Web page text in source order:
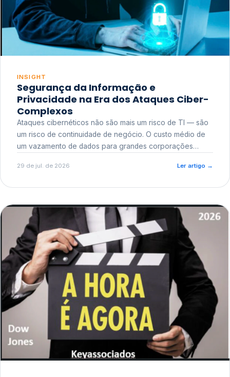
INSIGHT
Segurança da Informação e
Privacidade na Era dos Ataques Ciber-
Complexos
Ataques cibernéticos não são mais um risco de TI — são
um risco de continuidade de negócio. O custo médio de
um vazamento de dados para grandes corporações
reputacional e o risco regulatório junto a órgãos como a
29 de jul. de 2026 Ler artigo →